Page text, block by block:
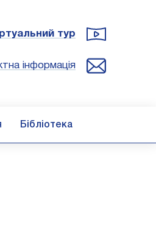
тур
інформація
Бібліотека